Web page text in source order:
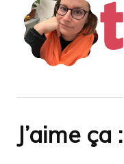
J’aime ça :